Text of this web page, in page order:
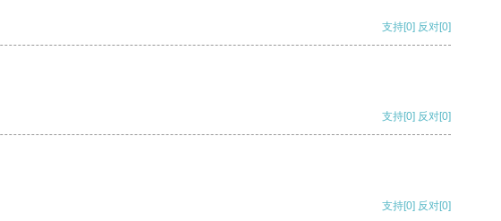
支持[0] 反对[0]
支持[0] 反对[0]
支持[0] 反对[0]